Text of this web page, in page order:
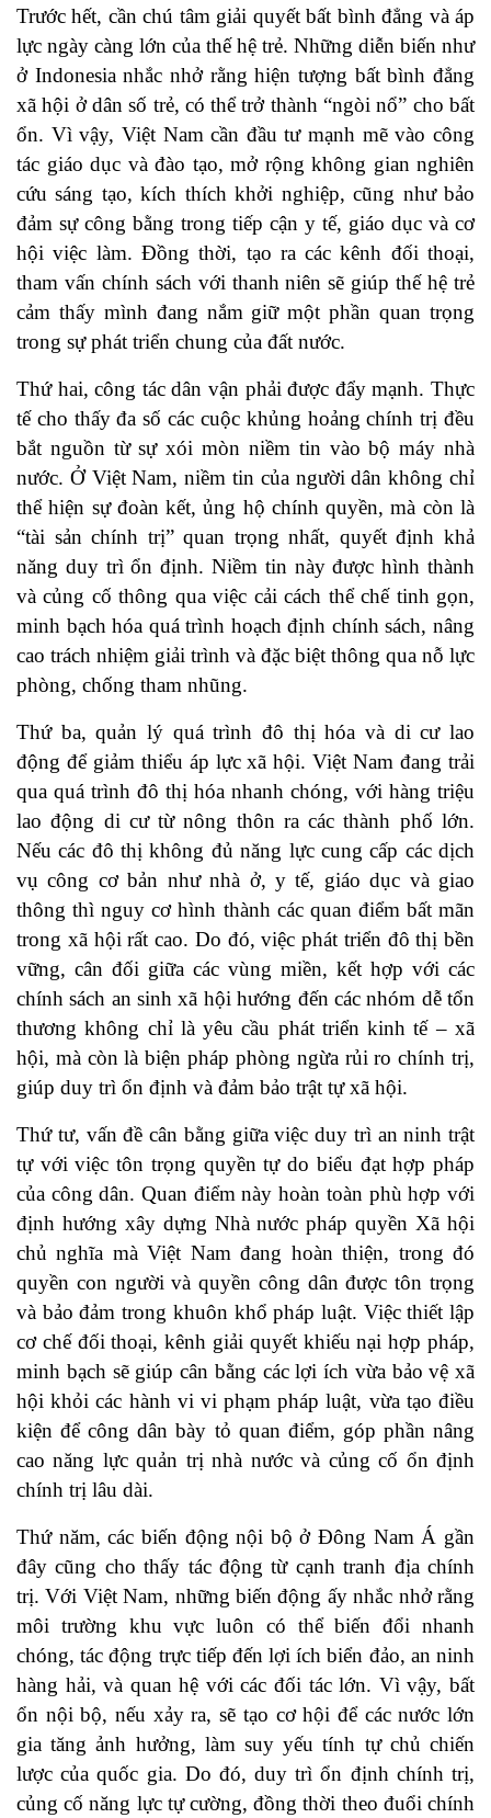
Trước hết, cần chú tâm giải quyết bất bình đẳng và áp
lực ngày càng lớn của thế hệ trẻ. Những diễn biến như
ở Indonesia nhắc nhở rằng hiện tượng bất bình đẳng
xã hội ở dân số trẻ, có thể trở thành “ngòi nổ” cho bất
ổn. Vì vậy, Việt Nam cần đầu tư mạnh mẽ vào công
tác giáo dục và đào tạo, mở rộng không gian nghiên
cứu sáng tạo, kích thích khởi nghiệp, cũng như bảo
đảm sự công bằng trong tiếp cận y tế, giáo dục và cơ
hội việc làm. Đồng thời, tạo ra các kênh đối thoại,
tham vấn chính sách với thanh niên sẽ giúp thế hệ trẻ
cảm thấy mình đang nắm giữ một phần quan trọng
trong sự phát triển chung của đất nước.
Thứ hai, công tác dân vận phải được đẩy mạnh. Thực
tế cho thấy đa số các cuộc khủng hoảng chính trị đều
bắt nguồn từ sự xói mòn niềm tin vào bộ máy nhà
nước. Ở Việt Nam, niềm tin của người dân không chỉ
thể hiện sự đoàn kết, ủng hộ chính quyền, mà còn là
“tài sản chính trị” quan trọng nhất, quyết định khả
năng duy trì ổn định. Niềm tin này được hình thành
và củng cố thông qua việc cải cách thể chế tinh gọn,
minh bạch hóa quá trình hoạch định chính sách, nâng
cao trách nhiệm giải trình và đặc biệt thông qua nỗ lực
phòng, chống tham nhũng.
Thứ ba, quản lý quá trình đô thị hóa và di cư lao
động để giảm thiểu áp lực xã hội. Việt Nam đang trải
qua quá trình đô thị hóa nhanh chóng, với hàng triệu
lao động di cư từ nông thôn ra các thành phố lớn.
Nếu các đô thị không đủ năng lực cung cấp các dịch
vụ công cơ bản như nhà ở, y tế, giáo dục và giao
thông thì nguy cơ hình thành các quan điểm bất mãn
trong xã hội rất cao. Do đó, việc phát triển đô thị bền
vững, cân đối giữa các vùng miền, kết hợp với các
chính sách an sinh xã hội hướng đến các nhóm dễ tổn
thương không chỉ là yêu cầu phát triển kinh tế – xã
hội, mà còn là biện pháp phòng ngừa rủi ro chính trị,
giúp duy trì ổn định và đảm bảo trật tự xã hội.
Thứ tư, vấn đề cân bằng giữa việc duy trì an ninh trật
tự với việc tôn trọng quyền tự do biểu đạt hợp pháp
của công dân. Quan điểm này hoàn toàn phù hợp với
định hướng xây dựng Nhà nước pháp quyền Xã hội
chủ nghĩa mà Việt Nam đang hoàn thiện, trong đó
quyền con người và quyền công dân được tôn trọng
và bảo đảm trong khuôn khổ pháp luật. Việc thiết lập
cơ chế đối thoại, kênh giải quyết khiếu nại hợp pháp,
minh bạch sẽ giúp cân bằng các lợi ích vừa bảo vệ xã
hội khỏi các hành vi vi phạm pháp luật, vừa tạo điều
kiện để công dân bày tỏ quan điểm, góp phần nâng
cao năng lực quản trị nhà nước và củng cố ổn định
chính trị lâu dài.
Thứ năm, các biến động nội bộ ở Đông Nam Á gần
đây cũng cho thấy tác động từ cạnh tranh địa chính
trị. Với Việt Nam, những biến động ấy nhắc nhở rằng
môi trường khu vực luôn có thể biến đổi nhanh
chóng, tác động trực tiếp đến lợi ích biển đảo, an ninh
hàng hải, và quan hệ với các đối tác lớn. Vì vậy, bất
ổn nội bộ, nếu xảy ra, sẽ tạo cơ hội để các nước lớn
gia tăng ảnh hưởng, làm suy yếu tính tự chủ chiến
lược của quốc gia. Do đó, duy trì ổn định chính trị,
củng cố năng lực tự cường, đồng thời theo đuổi chính